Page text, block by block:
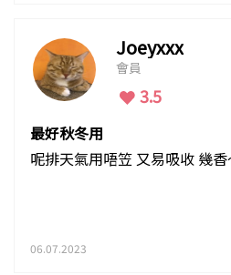
Joeyxxx
會員
3.5
最好秋冬用
呢排天氣用唔笠 又易吸收 幾
06.07.2023